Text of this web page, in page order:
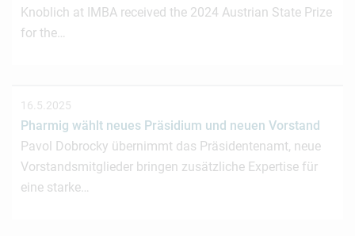
Knoblich at IMBA received the 2024 Austrian State Prize
for the…
16.5.2025
Pharmig wählt neues Präsidium und neuen Vorstand
Pavol Dobrocky übernimmt das Präsidentenamt, neue
Vorstandsmitglieder bringen zusätzliche Expertise für
eine starke…